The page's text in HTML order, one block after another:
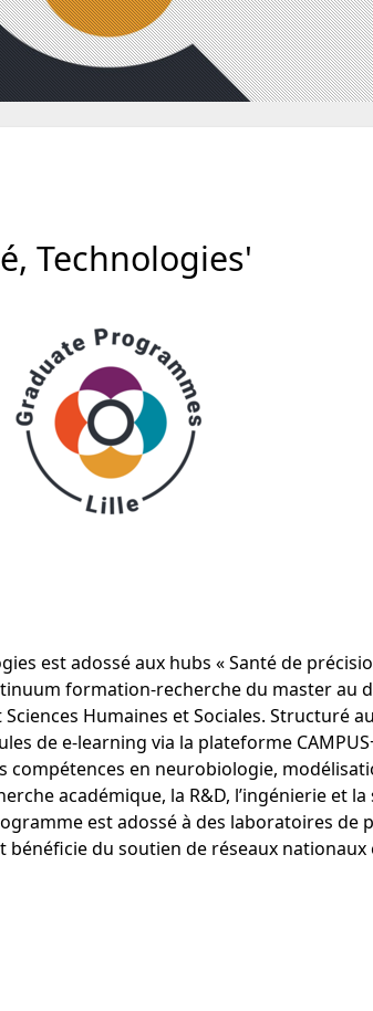
Technologies'
est adossé aux hubs « Santé de
formation-recherche du master
Humaines et Sociales. Structuré
de e-learning via la plateforme
compétences en neurobiologie,
académique, la R&D, l’ingénierie et
est adossé à des laboratoires de
bénéficie du soutien de réseaux